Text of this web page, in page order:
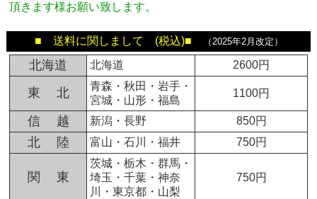
頂きます様お願い致します。
■ 送料に関しまして (税込)■ （2025年2月改定）
北海道 北海道 2600円
東 北
青森・秋田・岩手・
宮城・山形・福島
1100円
信 越 新潟・長野 850円
北 陸 富山・石川・福井 750円
関 東
茨城・栃木・群馬・
埼玉・千葉・神奈
川・東京都・山梨
750円